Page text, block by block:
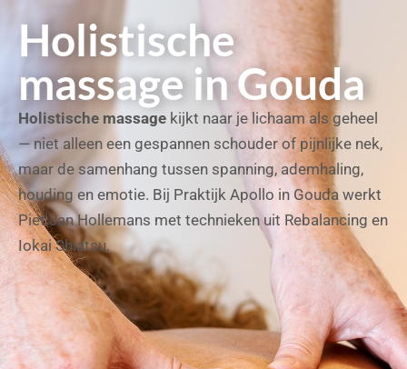
Holistische
massage in Gouda
Holistische massage kijkt naar je lichaam als geheel
— niet alleen een gespannen schouder of pijnlijke nek,
maar de samenhang tussen spanning, ademhaling,
houding en emotie. Bij Praktijk Apollo in Gouda werkt
Piet Jan Hollemans met technieken uit Rebalancing en
Iokai Shiatsu.